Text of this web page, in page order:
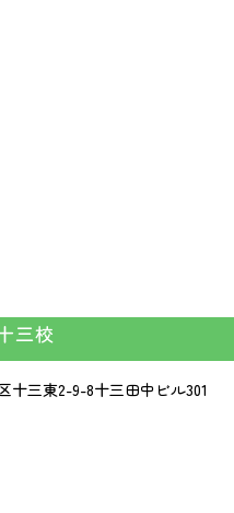
三校
十三東2-9-8十三田中ビル301